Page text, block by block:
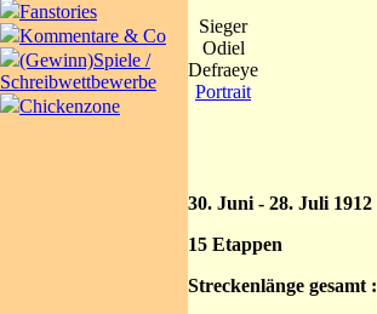
Fanstories
Kommentare & Co
(Gewinn)Spiele /
Schreibwettbewerbe
Chickenzone
Sieger
Odiel
Defraeye
Portrait
30. Juni - 28. Juli 1912
15 Etappen
Streckenlänge gesamt :